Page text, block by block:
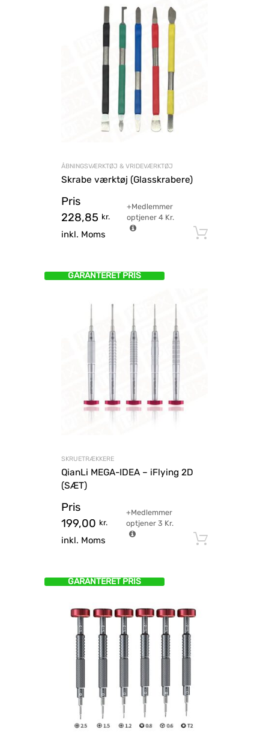
ÅBNINGSVÆRKTØJ & VRIDEVÆRKTØJ
Skrabe værktøj (Glasskrabere)
Pris
228,85 kr.
inkl. Moms
+Medlemmer
optjener 4Kr.
GARANTERET PRIS
SKRUETRÆKKERE
QianLi MEGA-IDEA – iFlying 2D
(SÆT)
Pris
199,00 kr.
inkl. Moms
+Medlemmer
optjener 3 Kr.
GARANTERET PRIS